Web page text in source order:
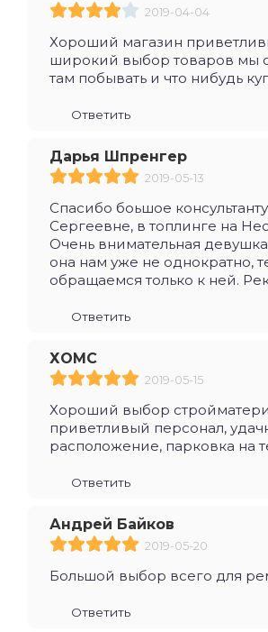
2019-04-04
Хороший магазин
широкий выбор товаров мы
там побывать и что нибудь
Ответить
Дарья Шпренгер
2019-05-13
Спасибо боьшое
Сергеевне, в топлинге на
Очень внимательная
она нам уже не однократно,
обращаемся только к ней.
Ответить
ХОМС
2019-05-15
Хороший выбор
приветливый персонал,
расположение, парковка на
Ответить
Андрей Байков
2019-05-20
Большой выбор всего для
Ответить